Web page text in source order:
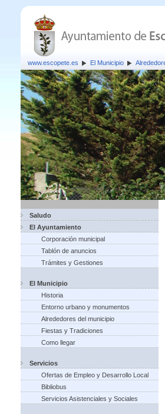
www.escopete.es El Municipio
Saludo
El Ayuntamiento
Corporación municipal
Tablón de anuncios
Trámites y Gestiones
El Municipio
Historia
Entorno urbano y monumentos
Alrededores del municipio
Fiestas y Tradiciones
Como llegar
Servicios
Ofertas de Empleo y Desarrollo Local
Bibliobus
Servicios Asistenciales y Sociales